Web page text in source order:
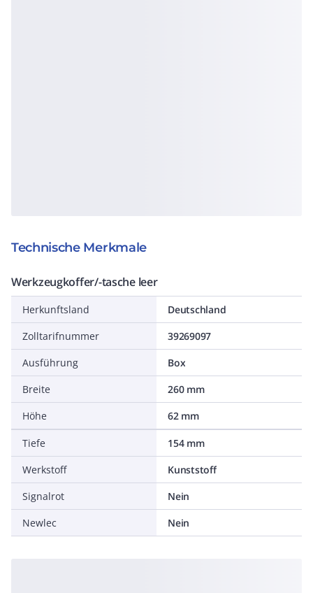
Technische Merkmale
Werkzeugkoffer/-tasche leer
Herkunftsland
Deutschland
Zolltarifnummer
39269097
Ausführung
Box
Breite
260 mm
Höhe
62 mm
Tiefe
154 mm
Werkstoff
Kunststoff
Signalrot
Nein
Newlec
Nein